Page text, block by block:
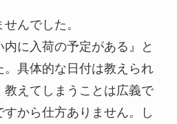
んでした。
に入荷の予定がある』と
。具体的な日付は教えられ
教えてしまうことは広義で
から仕方ありません。し